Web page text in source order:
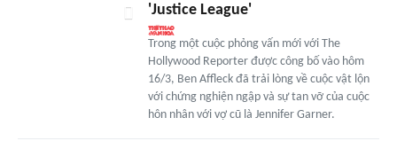
'Justice League'
Trong một cuộc phỏng vấn mới với The
Hollywood Reporter được công bố vào hôm
16/3, Ben Affleck đã trải lòng về cuộc vật lộn
với chứng nghiện ngập và sự tan vỡ của cuộc
hôn nhân với vợ cũ là Jennifer Garner.